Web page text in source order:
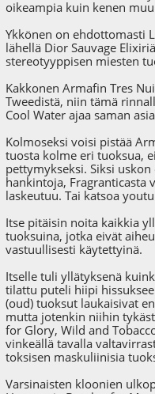
oikeampia kuin kenen
Ykkönen on ehdottomasti
lähellä Dior Sauvage
stereotyyppisen miesten
Kakkonen Armafin Tres
Tweedistä, niin tämä
Cool Water ajaa saman
Kolmoseksi voisi pistää
tuosta kolme eri tuoksua,
pettymykseksi. Siksi
hankintoja, Fragranticasta
laskeutuu. Tai katsoa
Itse pitäisin noita kaikkia
tuoksuina, jotka eivät
vastuullisesti käytettyinä.
Itselle tuli yllätyksenä
tilattu puteli hiipi
(oud) tuoksut laukaisivat
mutta jotenkin niihin
for Glory, Wild and
vinkeällä tavalla
toksisen maskuliinisia
Varsinaisten kloonien